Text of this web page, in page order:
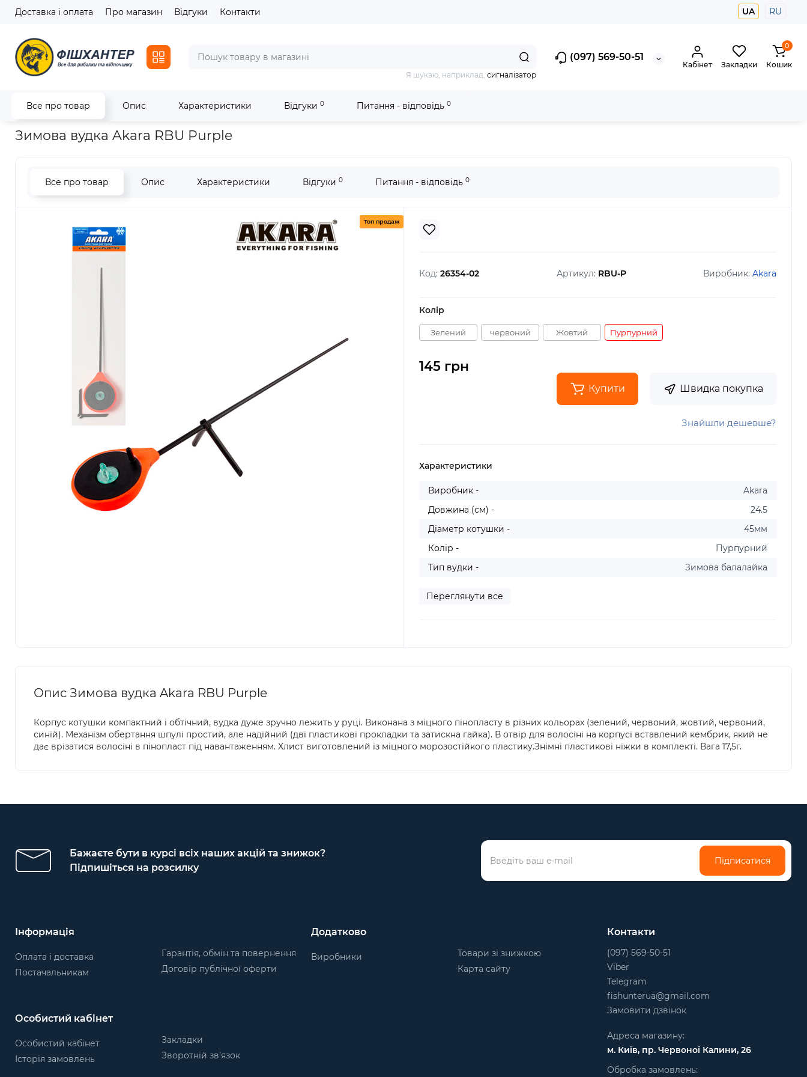
Доставка і оплата Про магазин Відгуки Контакти UA RU
(097) 569-50-51
Я шукаю, наприклад, сигналізатор
Кабінет Закладки
0
Кошик
Все про товар Опис Характеристики Відгуки 0 Питання - відповідь 0
Головна Зимовий асортимент Зимові вудки Зимова вудка Akara RBU Purple
Зимова вудка Akara RBU Purple
Все про товар Опис Характеристики Відгуки 0 Питання - відповідь 0
Топ продаж
Код: 26354-02 Артикул: RBU-P Виробник: Akara
Колір
Зелений червоний Жовтий Пурпурний
145 грн
Купити Швидка покупка
Знайшли дешевше?
Характеристики
Виробник -
Akara
Довжина (см) -
24.5
Діаметр котушки -
45мм
Колір -
Пурпурний
Тип вудки -
Зимова балалайка
Переглянути все
Опис Зимова вудка Akara RBU Purple
Корпус котушки компактний і обтічний, вудка дуже зручно лежить у руці. Виконана з міцного пінопласту в різних кольорах (зелений, червоний, жовтий, червоний,
синій). Механізм обертання шпулі простий, але надійний (дві пластикові прокладки та затискна гайка). В отвір для волосіні на корпусі вставлений кембрик, який не
дає врізатися волосіні в пінопласт під навантаженням. Хлист виготовлений із міцного морозостійкого пластику.Знімні пластикові ніжки в комплекті. Вага 17,5г.
Бажаєте бути в курсі всіх наших акцій та знижок?
Підпишіться на розсилку
Підписатися
Інформація
Оплата і доставка
Постачальникам
Гарантія, обмін та повернення
Договір публічної оферти
Додатково
Виробники
Товари зі знижкою
Карта сайту
Особистий кабінет
Особистий кабінет
Історія замовлень
Закладки
Зворотній зв’язок
Контакти
(097) 569-50-51
Viber
Telegram
fishunterua@gmail.com
Замовити дзвінок
Адреса магазину:
м. Київ, пр. Червоної Калини, 26
Обробка замовлень: